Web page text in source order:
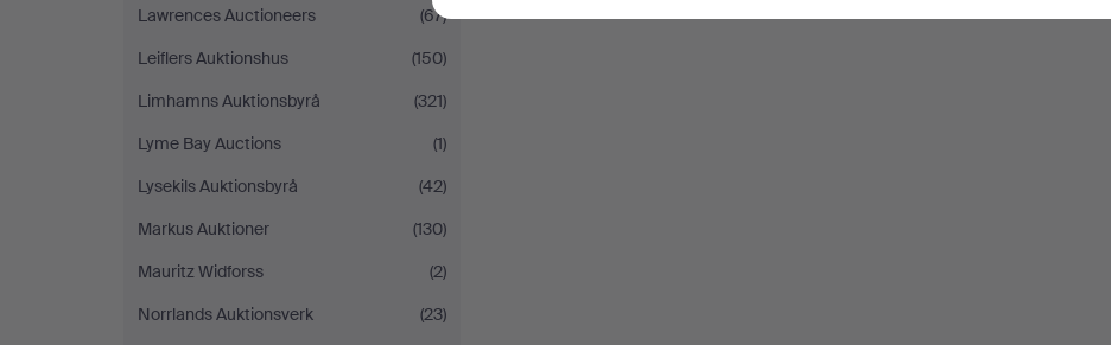
Lawrences Auctioneers
(67)
Leiflers Auktionshus
(150)
Limhamns Auktionsbyrå
(321)
Lyme Bay Auctions
(1)
Lysekils Auktionsbyrå
(42)
Markus Auktioner
(130)
Mauritz Widforss
(2)
Norrlands Auktionsverk
(23)